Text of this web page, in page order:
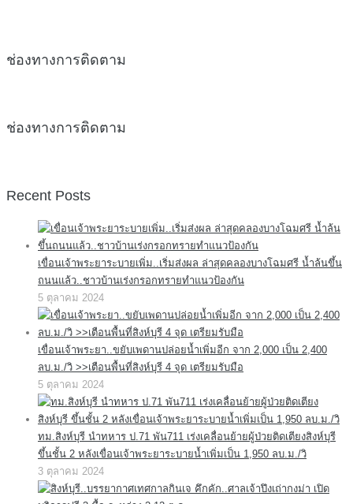
ช่องทางการติดตาม
ช่องทางการติดตาม
Recent Posts
เขื่อนเจ้าพระยาระบายเพิ่ม..เริ่มส่งผล ล่าสุดคลองบางโฉมศรี น้ำล้นขึ้น
ถนนแล้ว..ชาวบ้านเร่งกรอกทรายทำแนวป้องกัน
5 ตุลาคม 2024
เขื่อนเจ้าพระยา..ขยับเพดานปล่อยน้ำเพิ่มอีก จาก 2,000 เป็น 2,400
ลบ.ม./วิ >>เตือนพื้นที่สิงห์บุรี 4 จุด เตรียมรับมือ
5 ตุลาคม 2024
ทม.สิงห์บุรี นำทหาร ป.71 พัน711 เร่งเคลื่อนย้ายผู้ป่วยติดเตียงสิงห์บุรี
ขึ้นชั้น 2 หลังเขื่อนเจ้าพระยาระบายน้ำเพิ่มเป็น 1,950 ลบ.ม./วิ
3 ตุลาคม 2024